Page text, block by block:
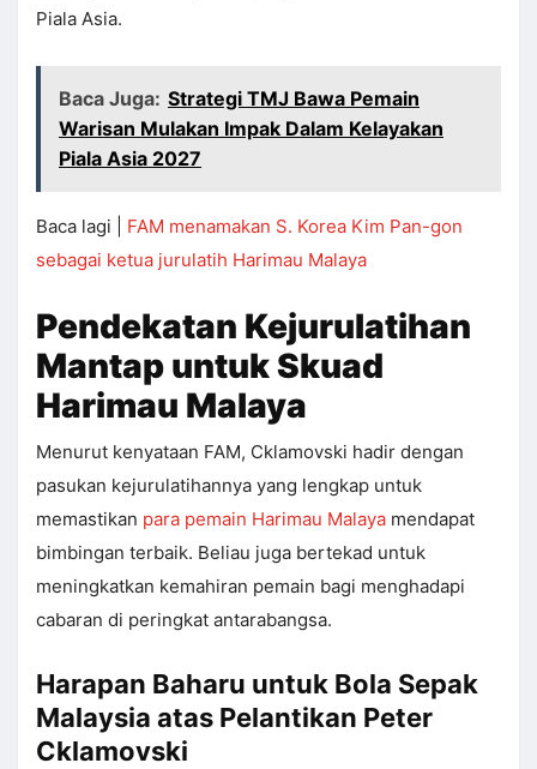
Piala Asia.
Baca Juga: Strategi TMJ Bawa Pemain
Warisan Mulakan Impak Dalam Kelayakan
Piala Asia 2027
Baca lagi | FAM menamakan S. Korea Kim Pan-gon
sebagai ketua jurulatih Harimau Malaya
Pendekatan Kejurulatihan
Mantap untuk Skuad
Harimau Malaya
Menurut kenyataan FAM, Cklamovski hadir dengan
pasukan kejurulatihannya yang lengkap untuk
memastikan para pemain Harimau Malaya mendapat
bimbingan terbaik. Beliau juga bertekad untuk
meningkatkan kemahiran pemain bagi menghadapi
cabaran di peringkat antarabangsa.
Harapan Baharu untuk Bola Sepak
Malaysia atas Pelantikan Peter
Cklamovski